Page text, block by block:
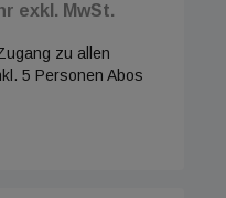
exkl. MwSt.
zu allen
5 Personen Abos